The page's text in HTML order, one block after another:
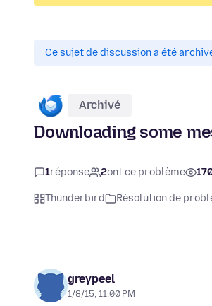
Ce sujet de discussion a été
Archivé
Downloading some
1réponse 2ont ce problème
Thunderbird Résolution de
greypeel
1/8/15, 11:00 PM